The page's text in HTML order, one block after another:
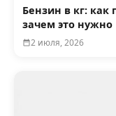
Бензин в кг: как
зачем это нужно
2 июля, 2026